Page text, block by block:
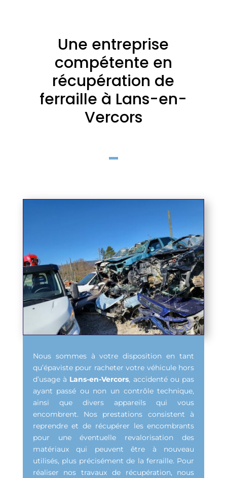
Une entreprise
compétente en
récupération de
ferraille à Lans-en-
Vercors
Nous sommes à votre disposition en tant
qu’épaviste pour racheter votre véhicule hors
d’usage à Lans-en-Vercors, accidenté ou pas
ayant passé ou non un contrôle technique,
ainsi que divers appareils qui vous
encombrent. Nos prestations consistent à
reprendre et de récupérer les encombrants
pour une éventuelle revalorisation des
matériaux qui peuvent être à nouveau
utilisés, plus précisément de la ferraille. Pour
réaliser nos travaux de récupération, nous